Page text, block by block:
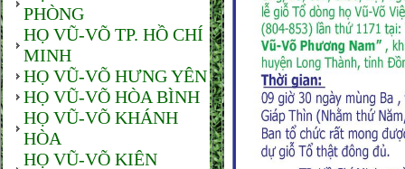
PHÒNG
HỌ VŨ-VÕ TP. HỒ CHÍ
MINH
HỌ VŨ-VÕ HƯNG YÊN
HỌ VŨ-VÕ HÒA BÌNH
HỌ VŨ-VÕ KHÁNH
HÒA
HỌ VŨ-VÕ KIÊN